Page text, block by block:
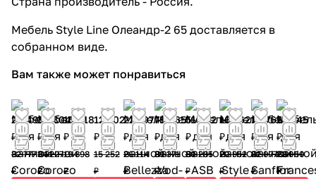
Мебель Style Line Олеандр-2 65 доставляется в
собранном виде.
Вам также может понравиться
29 499
₽
32 777
₽
30 804
₽
34 227
₽
15 918
₽
19 898
₽
12 202
₽
15 252
₽
22 197
₽
26 114
₽
75 965
₽
89 371
₽
51 242
₽
60 285
₽
16 762
₽
20 952
₽
18 765
₽
22 077
₽
25 245
₽
28 050
₽